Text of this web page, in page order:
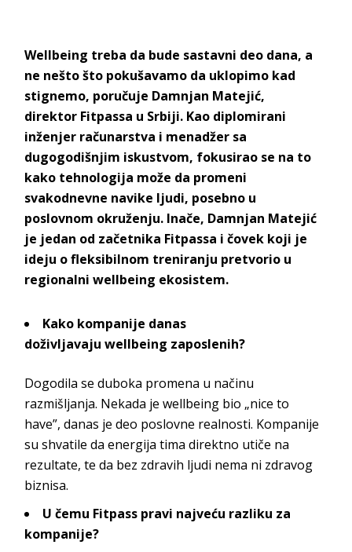
Wellbeing treba da bude sastavni deo dana, a
ne nešto što pokušavamo da uklopimo kad
stignemo, poručuje Damnjan Matejić,
direktor Fitpassa u Srbiji. Kao diplomirani
inženjer računarstva i menadžer sa
dugogodišnjim iskustvom, fokusirao se na to
kako tehnologija može da promeni
svakodnevne navike ljudi, posebno u
poslovnom okruženju. Inače, Damnjan Matejić
je jedan od začetnika Fitpassa i čovek koji je
ideju o fleksibilnom treniranju pretvorio u
regionalniwellbeing ekosistem.
Kako kompanije danas
doživljavajuwellbeing zaposlenih?
Dogodila se duboka promena u načinu
razmišljanja. Nekada jewellbeing bio „nice to
have”, danas je deo poslovne realnosti. Kompanije
su shvatile da energija tima direktno utiče na
rezultate, te da bez zdravih ljudi nema ni zdravog
biznisa.
U čemu Fitpass pravi najveću razliku za
kompanije?